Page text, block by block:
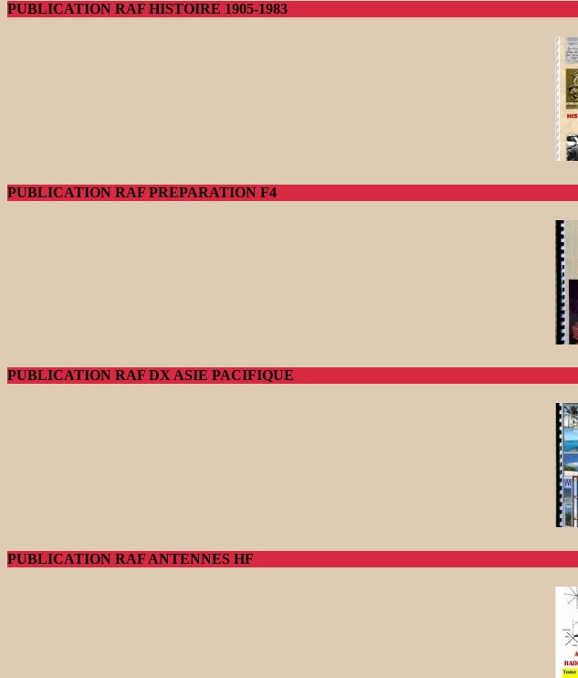
PUBLICATION RAF HISTOIRE 1905-1983
PUBLICATION RAF PREPARATION F4
PUBLICATION RAF DX ASIE PACIFIQUE
PUBLICATION RAF ANTENNES HF